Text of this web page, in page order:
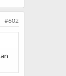
#602